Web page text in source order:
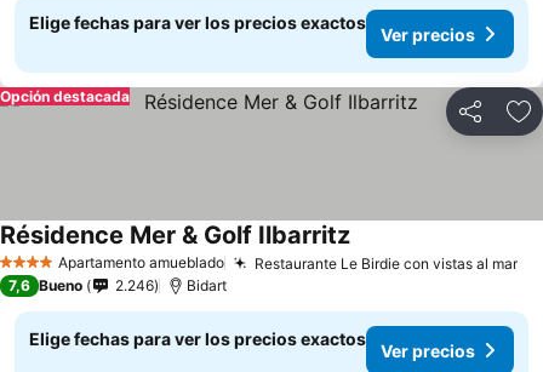
Elige fechas para ver los precios exactos
Ver precios
Compartir
Opción destacada
4 EstrellasApartamento amueblado Restaurante Le Birdie con vistas al mar
Résidence Mer & Golf Ilbarritz
7,6 Bueno 2.246 Bidart
Elige fechas para ver los precios exactos
Ver precios